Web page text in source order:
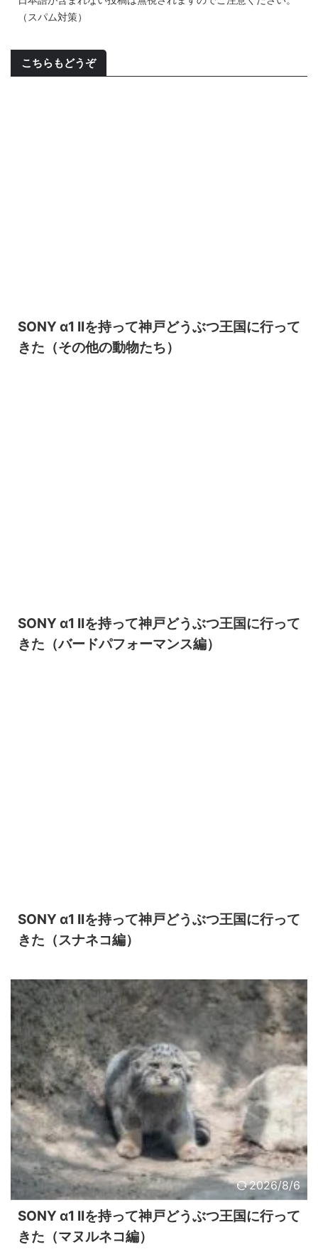
（スパム対策）
こちらもどうぞ
SONY α1 IIを持って神戸どうぶつ王国に行って
きた（その他の動物たち）
SONY α1 IIを持って神戸どうぶつ王国に行って
きた（バードパフォーマンス編）
SONY α1 IIを持って神戸どうぶつ王国に行って
きた（スナネコ編）
2026/8/6
SONY α1 IIを持って神戸どうぶつ王国に行って
きた（マヌルネコ編）